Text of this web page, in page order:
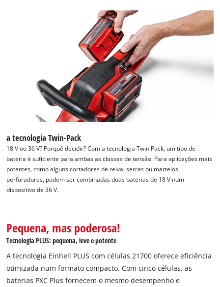
a tecnologia Twin-Pack
18 V ou 36 V? Porquê decidir? Com a tecnologia Twin Pack, um tipo de
bateria é suficiente para ambas as classes de tensão: Para aplicações mais
potentes, como alguns cortadores de relva, serras ou martelos
perfuradores, podem ser combinadas duas baterias de 18 V num
dispositivo de 36 V.
Pequena, mas poderosa!
Tecnologia PLUS: pequena, leve e potente
A tecnologia Einhell PLUS com células 21700 oferece eficiência
otimizada num formato compacto. Com cinco células, as
baterias PXC Plus fornecem o mesmo desempenho e